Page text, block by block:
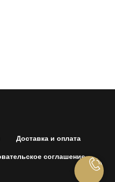
Доставка и оплата
соглашение